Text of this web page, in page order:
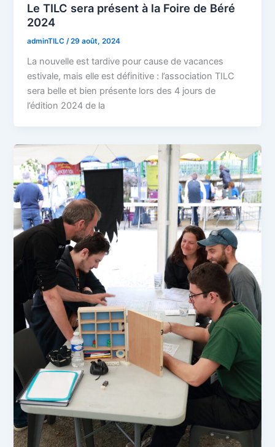
Le TILC sera présent à la Foire de Béré
2024
adminTILC/29 août, 2024
La nouvelle est tardive pour cause de vacances
estivale, mais elle est définitive : l’association TILC
sera belle et bien présente lors des 4 jours de
l’édition 2024 de la